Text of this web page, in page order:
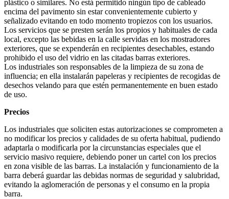
plástico o similares. No está permitido ningún tipo de cableado
encima del pavimento sin estar convenientemente cubierto y
señalizado evitando en todo momento tropiezos con los usuarios.
Los servicios que se presten serán los propios y habituales de cada
local, excepto las bebidas en la calle servidas en los mostradores
exteriores, que se expenderán en recipientes desechables, estando
prohibido el uso del vidrio en las citadas barras exteriores.
Los industriales son responsables de la limpieza de su zona de
influencia; en ella instalarán papeleras y recipientes de recogidas de
desechos velando para que estén permanentemente en buen estado
de uso.
Precios
Los industriales que soliciten estas autorizaciones se comprometen a
no modificar los precios y calidades de su oferta habitual, pudiendo
adaptarla o modificarla por la circunstancias especiales que el
servicio masivo requiere, debiendo poner un cartel con los precios
en zona visible de las barras. La instalación y funcionamiento de la
barra deberá guardar las debidas normas de seguridad y salubridad,
evitando la aglomeración de personas y el consumo en la propia
barra.